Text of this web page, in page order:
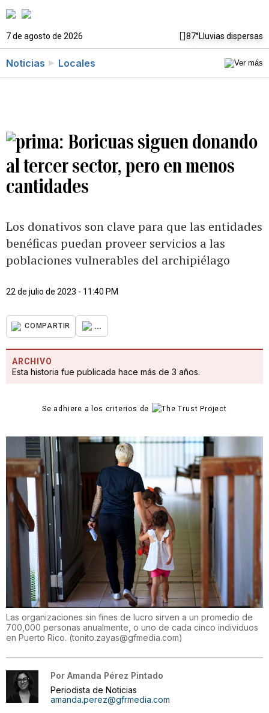
7 de agosto de 2026 87°Lluvias dispersas
Noticias Locales
Boricuas siguen donando
al tercer sector, pero en menos
cantidades
Los donativos son clave para que las entidades
benéficas puedan proveer servicios a las
poblaciones vulnerables del archipiélago
22 de julio de 2023 - 11:40 PM
COMPARTIR ...
ARCHIVO
Esta historia fue publicada hace más de 3 años.
Se adhiere a los criterios de
Las organizaciones sin fines de lucro sirven a un promedio de
700,000 personas anualmente, o uno de cada cinco individuos
en Puerto Rico. (tonito.zayas@gfmedia.com)
Por Amanda Pérez Pintado
Periodista de Noticias
amanda.perez@gfrmedia.com